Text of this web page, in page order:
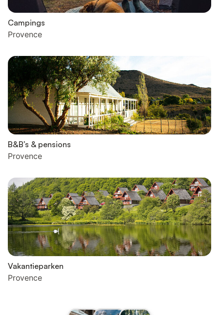
Campings
Provence
B&B’s & pensions
Provence
Vakantieparken
Provence